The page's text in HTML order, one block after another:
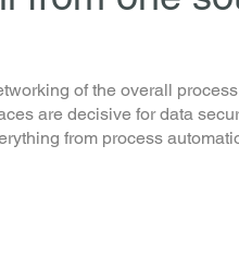
of the overall
are decisive for data
from process